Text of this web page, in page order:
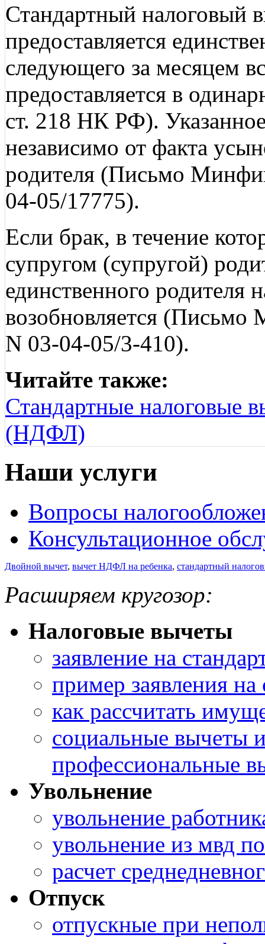
Стандартный налоговый
предоставляется
следующего за месяцем
предоставляется в
ст. 218 НК РФ).
независимо от факта
родителя (Письмо
04-05/17775).
Если брак, в течение
супругом (супругой)
единственного родителя
возобновляется
N 03-04-05/3-410).
Читайте также:
Стандартные налоговые
(НДФЛ)
Наши услуги
Вопросы
Консультационное
Двойной вычет, вычет НДФЛ на ребенка, стандартный
Расширяем кругозор:
Налоговые вычеты
заявление на
пример заявления
как рассчитать
социальные вычеты
профессиональные
Увольнение
увольнение
увольнение из мвд
расчет
Отпуск
отпускные при